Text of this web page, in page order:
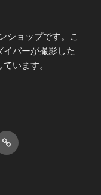
ショップです。こ
バーが撮影した
います。
HP